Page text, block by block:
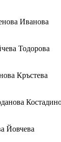
Иванова
Тодорова
Кръстева
Йовчева